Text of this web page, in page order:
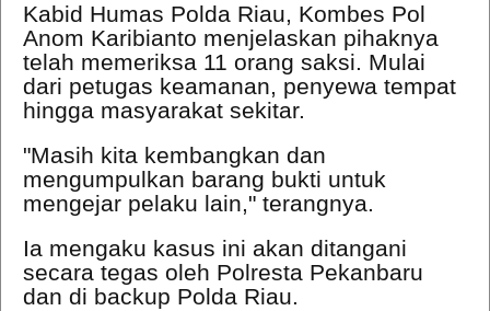
Kabid Humas Polda Riau, Kombes Pol
Anom Karibianto menjelaskan pihaknya
telah memeriksa 11 orang saksi. Mulai
dari petugas keamanan, penyewa tempat
hingga masyarakat sekitar.
"Masih kita kembangkan dan
mengumpulkan barang bukti untuk
mengejar pelaku lain," terangnya.
Ia mengaku kasus ini akan ditangani
secara tegas oleh Polresta Pekanbaru
dan di backup Polda Riau.